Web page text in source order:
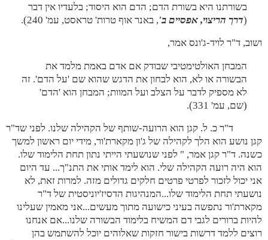
בשורתנו היא בשורת הדם; הדם הוא היסוד; בלעדיו אין דבר
(דרך הריצוי, אפסיים ב', באנר אוף טרות' טראסט, עמ' 240).
ושוב, ד"ר לויד-ג'ונס אמר,
המבחן האולטימטיבי שבודק אם אדם באמת מלמד את
הבשורה או לא, הוא לבחון את הדגש שהוא שם 'על הדם'. זה
לא מספיק לדבר על הצלב ועל המוות; המבחן הוא 'הדם'
(שם, עמ' 331).
ד"ר כ. ל. קגן הוא הרועה-שותף של הקהילה שלנו. לפני שד"ר
קגן נושע הוא הלך לקהילה של ג'ון מקארת'ור, מידי יום ראשון למשך
כשנה. ד"ר קגן אמר, " לפני שנושעתי הייתי נתון תחת הלימוד שלו.
הוא היה רועה הקהילה שלי. הוא לימד אותי את התנ"ך... עד היום
אני יכול לזכור לפרטי פרטים חלקים גדולים מזה. למרות זאת, לא
נושעתי תחת הלימוד שלו...המנהיגות הדסיז'יוניסטית של ד"ר
מקארת'ור נתפשה בעיני כישועה מתוך מעשים...אני מאמין שעלינו
להיות ברורים לגבי דם המשיח בלימוד הבשורה שלנו...אם אנחנו
רוצים ללמד דרשות בישור חזקות שאלוהים יוכל להשתמש בהן